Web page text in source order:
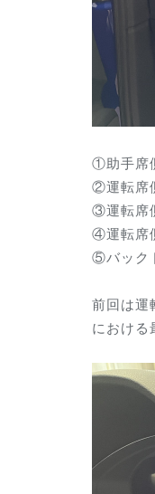
①助手席
②運転席
③運転席
④運転席
⑤バック
前回は運
におけ